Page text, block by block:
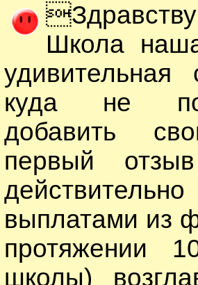
Школа
куда не
добавить
первый
выплатами из
протяжении
школы)